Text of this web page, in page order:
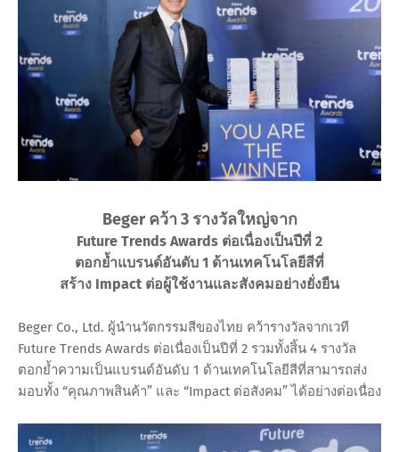
Beger คว้า 3 รางวัลใหญ่จาก
Future Trends Awards ต่อเนื่องเป็นปีที่ 2
ตอกย้ำแบรนด์อันดับ 1 ด้านเทคโนโลยีสีที่
สร้าง Impact ต่อผู้ใช้งานและสังคมอย่างยั่งยืน
Beger Co., Ltd. ผู้นำนวัตกรรมสีของไทย คว้ารางวัลจากเวที
Future Trends Awards ต่อเนื่องเป็นปีที่ 2 รวมทั้งสิ้น 4 รางวัล
ตอกย้ำความเป็นแบรนด์อันดับ 1 ด้านเทคโนโลยีสีที่สามารถส่ง
มอบทั้ง “คุณภาพสินค้า” และ “Impact ต่อสังคม” ได้อย่างต่อเนื่อง